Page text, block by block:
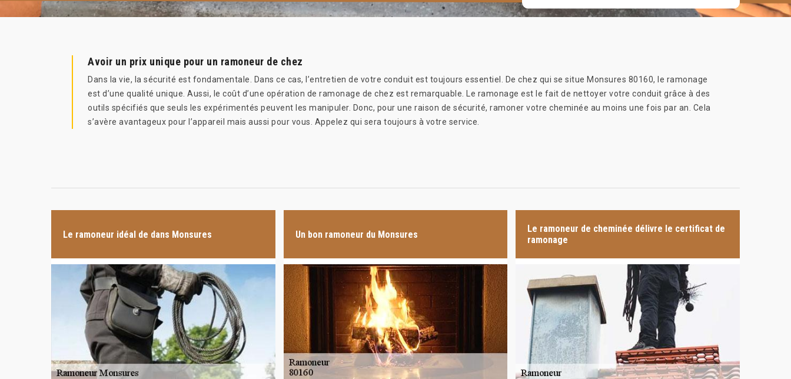
Avoir un prix unique pour un ramoneur de chez
Dans la vie, la sécurité est fondamentale. Dans ce cas, l’entretien de votre conduit est toujours essentiel. De chez qui se situe Monsures 80160, le ramonage
est d’une qualité unique. Aussi, le coût d’une opération de ramonage de chez est remarquable. Le ramonage est le fait de nettoyer votre conduit grâce à des
outils spécifiés que seuls les expérimentés peuvent les manipuler. Donc, pour une raison de sécurité, ramoner votre cheminée au moins une fois par an. Cela
s’avère avantageux pour l’appareil mais aussi pour vous. Appelez qui sera toujours à votre service.
Le ramoneur idéal de dans Monsures Un bon ramoneur du Monsures
Le ramoneur de cheminée délivre le certificat de
ramonage